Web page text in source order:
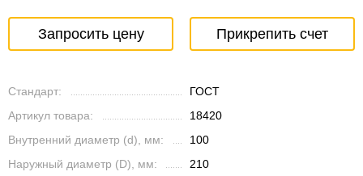
Запросить цену Прикрепить счет
Стандарт:
ГОСТ
Артикул товара:
18420
Внутренний диаметр (d), мм:
100
Наружный диаметр (D), мм:
210